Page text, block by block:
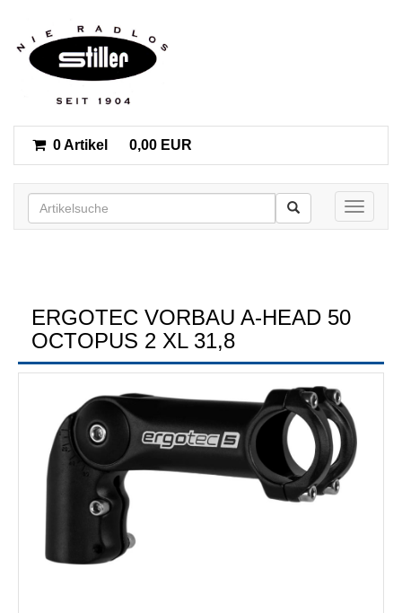
0 Artikel 0,00 EUR
Toggle
ERGOTEC VORBAU A-HEAD 50
OCTOPUS 2 XL 31,8